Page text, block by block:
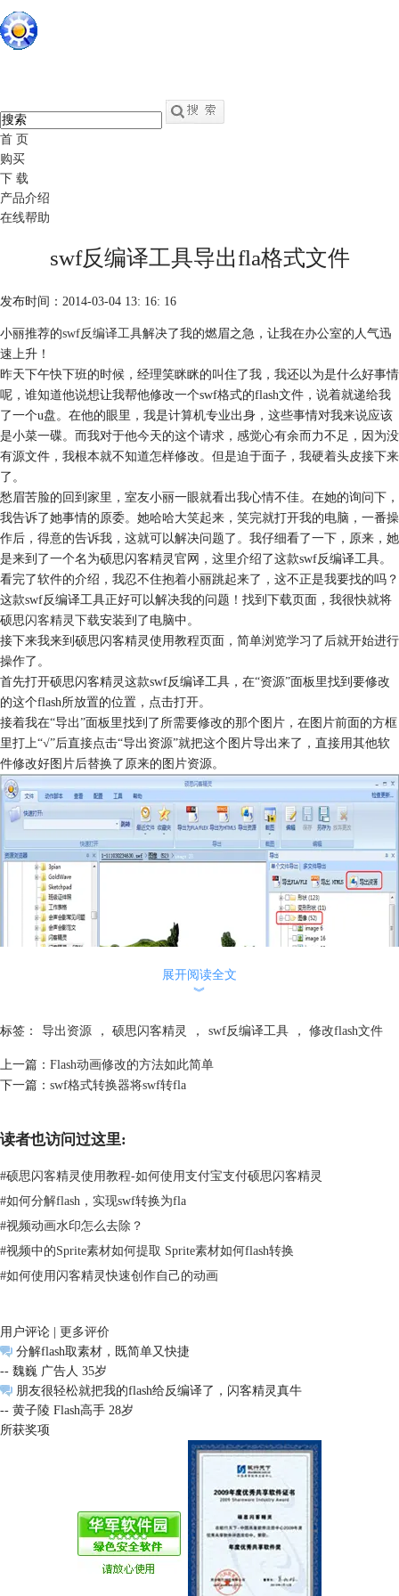
首 页
购买
下 载
产品介绍
在线帮助
swf反编译工具导出fla格式文件
发布时间：2014-03-04 13: 16: 16
小丽推荐的swf反编译工具解决了我的燃眉之急，让我在办公室的人气迅
速上升！
昨天下午快下班的时候，经理笑眯眯的叫住了我，我还以为是什么好事情
呢，谁知道他说想让我帮他修改一个swf格式的flash文件，说着就递给我
了一个u盘。在他的眼里，我是计算机专业出身，这些事情对我来说应该
是小菜一碟。而我对于他今天的这个请求，感觉心有余而力不足，因为没
有源文件，我根本就不知道怎样修改。但是迫于面子，我硬着头皮接下来
了。
愁眉苦脸的回到家里，室友小丽一眼就看出我心情不佳。在她的询问下，
我告诉了她事情的原委。她哈哈大笑起来，笑完就打开我的电脑，一番操
作后，得意的告诉我，这就可以解决问题了。我仔细看了一下，原来，她
是来到了一个名为硕思闪客精灵官网，这里介绍了这款swf反编译工具。
看完了软件的介绍，我忍不住抱着小丽跳起来了，这不正是我要找的吗？
这款swf反编译工具正好可以解决我的问题！找到下载页面，我很快就将
硕思闪客精灵下载安装到了电脑中。
接下来我来到硕思闪客精灵使用教程页面，简单浏览学习了后就开始进行
操作了。
首先打开硕思闪客精灵这款swf反编译工具，在“资源”面板里找到要修改
的这个flash所放置的位置，点击打开。
接着我在“导出”面板里找到了所需要修改的那个图片，在图片前面的方框
里打上“√”后直接点击“导出资源”就把这个图片导出来了，直接用其他软
件修改好图片后替换了原来的图片资源。
后，也都来向我请教方法。
展开阅读全文
︾
标签： 导出资源 ， 硕思闪客精灵 ， swf反编译工具 ， 修改flash文件
上一篇： Flash动画修改的方法如此简单
下一篇： swf格式转换器将swf转fla
读者也访问过这里:
#硕思闪客精灵使用教程-如何使用支付宝支付硕思闪客精灵
#如何分解flash，实现swf转换为fla
#视频动画水印怎么去除？
#视频中的Sprite素材如何提取 Sprite素材如何flash转换
#如何使用闪客精灵快速创作自己的动画
用户评论 | 更多评价
分解flash取素材，既简单又快捷
-- 魏巍 广告人 35岁
朋友很轻松就把我的flash给反编译了，闪客精灵真牛
-- 黄子陵 Flash高手 28岁
所获奖项